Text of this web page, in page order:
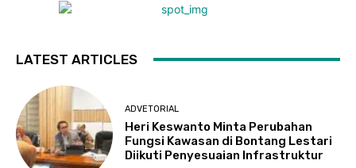
LATEST ARTICLES
ADVETORIAL
Heri Keswanto Minta Perubahan
Fungsi Kawasan di Bontang Lestari
Diikuti Penyesuaian Infrastruktur